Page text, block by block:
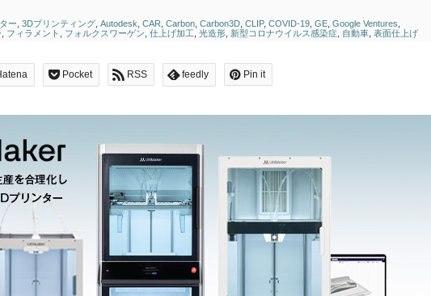
ー 3Dプリンティング Autodesk CAR Carbon Carbon3D CLIP, COVID-19 GE Google Ventures
フィラメント フォルクスワーゲン 仕上げ加工 光造形 新型コロナウイルス感染症 自動車 表面仕上げ
Pocket RSS feedly Pin it